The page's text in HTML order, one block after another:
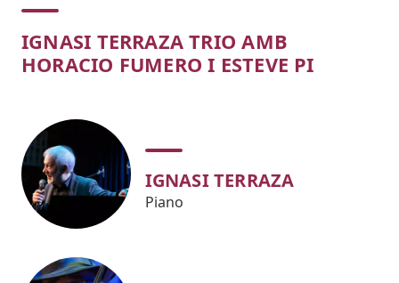
IGNASI TERRAZA TRIO AMB
HORACIO FUMERO I ESTEVE PI
IGNASI TERRAZA
Piano